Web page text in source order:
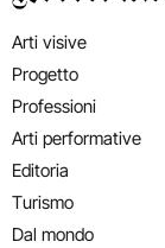
Arti visive
Progetto
Professioni
Arti performative
Editoria
Turismo
Dal mondo